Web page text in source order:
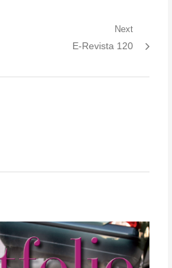
Next
Next
E-Revista 120